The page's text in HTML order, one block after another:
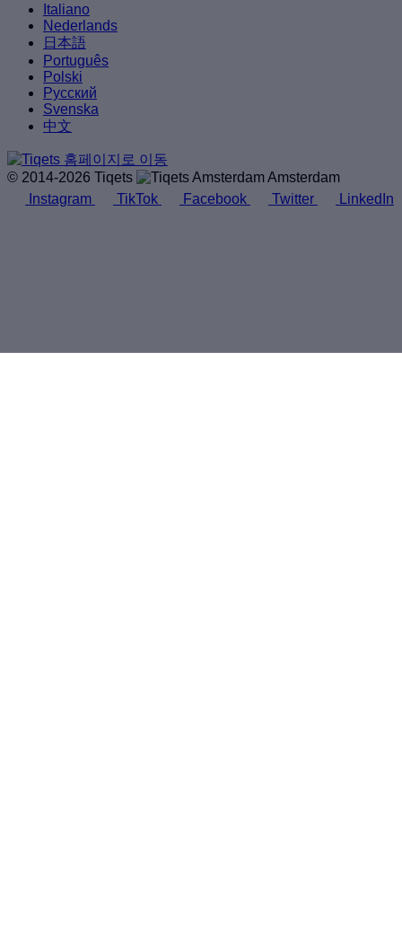
Italiano
Nederlands
日本語
Português
Polski
Русский
Svenska
中文
© 2014-2026 Tiqets
Amsterdam
Instagram
TikTok Facebook Twitter LinkedIn